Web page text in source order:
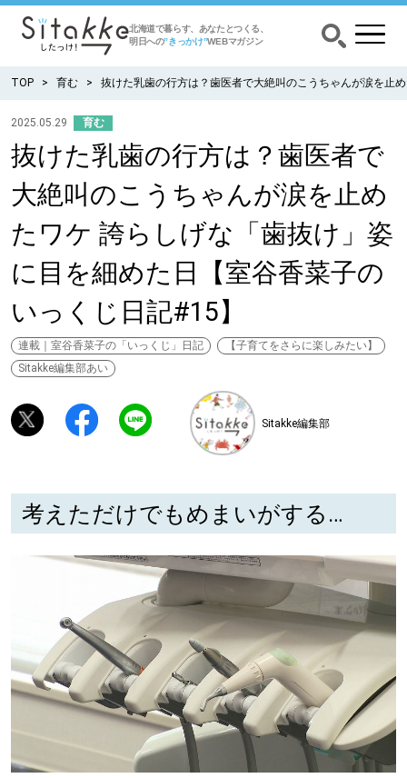
北海道で暮らす、あなたとつくる、
明日への”きっかけ”WEBマガジン
CATEGORY カテゴリー
食べる
暮らす
みがく
育む
ゆるむ
SitakkeTV
LOCAL ローカルエリア
all
札幌
TOP 育む 抜けた乳歯の行方は？歯医者で大絶叫のこうちゃんが涙を止
2025.05.29 育む
抜けた乳歯の行方は？歯医者で
大絶叫のこうちゃんが涙を止め
たワケ 誇らしげな「歯抜け」姿
に目を細めた日【室谷香菜子の
いっくじ日記#15】
連載｜室谷香菜子の「いっくじ」日記
【子育てをさらに楽しみたい】
Sitakke編集部あい
Sitakke編集部
考えただけでもめまいがする…